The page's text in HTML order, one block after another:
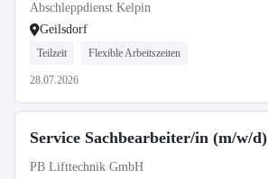
Abschleppdienst Kelpin
Geilsdorf
Teilzeit Flexible Arbeitszeiten
28.07.2026
Service Sachbearbeiter/in (m/w/d)
PB Lifttechnik GmbH